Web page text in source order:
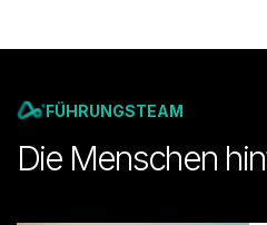
FÜHRUNGSTEAM
Die Menschen